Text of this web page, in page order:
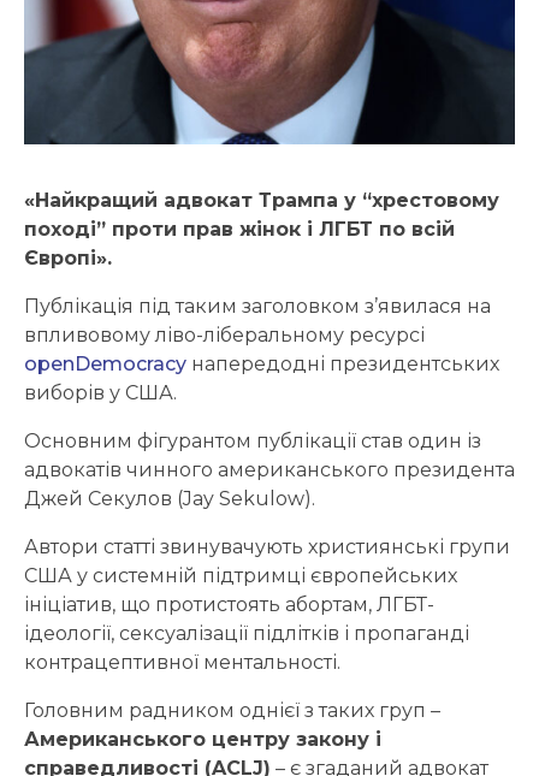
«Найкращий адвокат Трампа у “хрестовому
поході” проти прав жінок і ЛГБТ по всій
Європі».
Публікація під таким заголовком з’явилася на
впливовому ліво-ліберальному ресурсі
openDemocracy напередодні президентських
виборів у США.
Основним фігурантом публікації став один із
адвокатів чинного американського президента
Джей Секулов (Jay Sekulow).
Автори статті звинувачують християнські групи
США у системній підтримці європейських
ініціатив, що протистоять абортам, ЛГБТ-
ідеології, сексуалізації підлітків і пропаганді
контрацептивної ментальності.
Головним радником однієї з таких груп –
Американського центру закону і
справедливості (ACLJ) – є згаданий адвокат